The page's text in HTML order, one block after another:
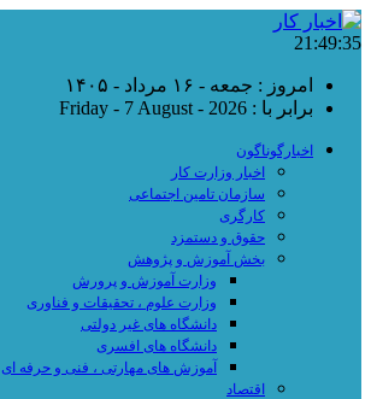
21:49:36
امروز : جمعه - ۱۶ مرداد - ۱۴۰۵
برابر با : Friday - 7 August - 2026
اخبارگوناگون
اخبار وزارت کار
سازمان تامین اجتماعی
کارگری
حقوق و دستمزد
بخش آموزش و پژوهش
وزارت آموزش و پرورش
وزارت علوم ، تحقیقات و فناوری
دانشگاه های غیر دولتی
دانشگاه های افسری
آموزش های مهارتی ، فنی و حرفه ای
اقتصاد